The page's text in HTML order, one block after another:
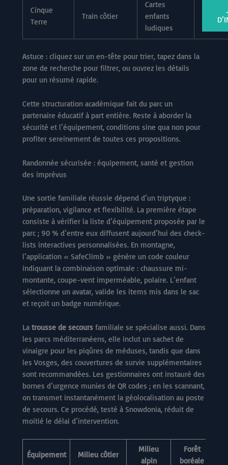
Cinque
Terre
Train côtier
Cartes
enfants
ludiques
Astuce : cliquez sur un en-tête pour trier, tapez dans la
zone de recherche pour filtrer, ou ouvrez les détails
pour un résumé rapide.
Cette structuration académique fait du parc un
partenaire éducatif à part entière. Reste à aborder la
sécurité et l’équipement, conditions sine qua non pour
profiter sereinement de toutes ces propositions.
Randonnée sécurisée : équipement, santé et gestion
des imprévus
Une sortie familiale réussie dépend d’un triptyque :
préparation, vigilance et flexibilité. La première étape
consiste à vérifier la liste d’équipement proposée par le
parc ; 90 % d’entre eux diffusent aujourd’hui des check-
lists interactives personnalisées. En montagne,
l’application « SafeClimb » génère un code couleur
indiquant la combinaison optimale : chaussure mi-
montante, coupe-vent imperméable, polaire. L’enfant
sélectionne un avatar, valide les items mis dans le sac
et reçoit un badge numérique.
La trousse de secours familiale se spécialise aussi. Dans
les parcs méditerranéens, elle inclut un sachet de
vinaigre pour les piqûres de méduses, tandis que dans
les Vosges, des couvertures de survie supplémentaires
sont recommandées. Les gestionnaires ont instauré des
bornes d’urgence munies de QR codes ; en les scannant,
on transmet instantanément la géolocalisation au poste
de secours. Ce procédé, testé à Snowdonia, réduit de
moitié le délai d’intervention.
Équipement Milieu côtier
Milieu
alpin
Forêt
boréale